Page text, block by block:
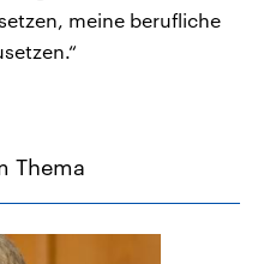
meine berufliche
Thema